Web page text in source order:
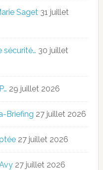
Saget 31 juillet
sécurité… 30 juillet
29 juillet 2026
Briefing 27 juillet 2026
27 juillet 2026
27 juillet 2026